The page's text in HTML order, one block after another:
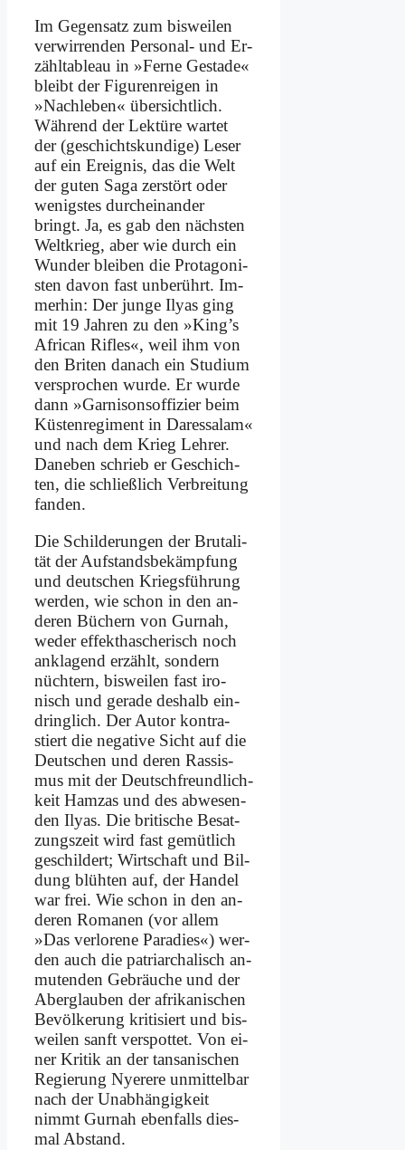
Im Ge­gen­satz zum bis­wei­len
ver­wir­ren­den Per­so­nal- und Er­
zähl­ta­bleau in »Fer­ne Ge­sta­de«
bleibt der Fi­gu­ren­rei­gen in
»Nach­le­ben« über­sicht­lich.
Wäh­rend der Lek­tü­re war­tet
der (ge­schichts­kun­di­ge) Le­ser
auf ein Er­eig­nis, das die Welt
der gu­ten Sa­ga zer­stört oder
we­nig­stes durch­ein­an­der
bringt. Ja, es gab den näch­sten
Welt­krieg, aber wie durch ein
Wun­der blei­ben die Prot­ago­ni­
sten da­von fast un­be­rührt. Im­
mer­hin: Der jun­ge Ily­as ging
mit 19 Jah­ren zu den »King’s
Af­ri­can Rif­les«, weil ihm von
den Bri­ten da­nach ein Stu­di­um
ver­spro­chen wur­de. Er wur­de
dann »Gar­ni­sons­of­fi­zier beim
Kü­sten­re­gi­ment in Dar­essa­lam«
und nach dem Krieg Leh­rer.
Da­ne­ben schrieb er Ge­schich­
ten, die schließ­lich Ver­brei­tung
fan­den.
Die Schil­de­run­gen der Bru­ta­li­
tät der Auf­stands­be­kämp­fung
und deut­schen Kriegs­füh­rung
wer­den, wie schon in den an­
de­ren Bü­chern von Gur­nah,
we­der ef­fekt­ha­sche­risch noch
an­kla­gend er­zählt, son­dern
nüch­tern, bis­wei­len fast iro­
nisch und ge­ra­de des­halb ein­
dring­lich. Der Au­tor kon­tra­
stiert die ne­ga­ti­ve Sicht auf die
Deut­schen und de­ren Ras­sis­
mus mit der Deutsch­freund­lich­
keit Ham­zas und des ab­we­sen­
den Ily­as. Die bri­ti­sche Be­sat­
zungs­zeit wird fast ge­müt­lich
ge­schil­dert; Wirt­schaft und Bil­
dung blüh­ten auf, der Han­del
war frei. Wie schon in den an­
de­ren Ro­ma­nen (vor al­lem
»Das ver­lo­re­ne Pa­ra­dies«) wer­
den auch die pa­tri­ar­cha­lisch an­
mu­ten­den Ge­bräu­che und der
Aber­glau­ben der afri­ka­ni­schen
Be­völ­ke­rung kri­ti­siert und bis­
wei­len sanft ver­spot­tet. Von ei­
ner Kri­tik an der tan­sa­ni­schen
Re­gie­rung Nye­re­re un­mit­tel­bar
nach der Un­ab­hän­gig­keit
nimmt Gur­nah eben­falls dies­
mal Ab­stand.